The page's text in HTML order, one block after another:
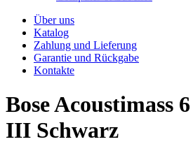
Über uns
Katalog
Zahlung und Lieferung
Garantie und Rückgabe
Kontakte
Bose Acoustimass
III Schwarz